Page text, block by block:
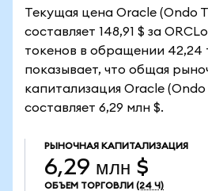
Текущая цена Oracle (Ondo
составляет 148,91 $ за
токенов в обращении 42,24
показывает, что общая
капитализация Oracle (Ondo
составляет 6,29 млн $.
РЫНОЧНАЯ КАПИТАЛИЗАЦИЯ
6,29 млн $
ОБЪЕМ ТОРГОВЛИ (24 Ч)